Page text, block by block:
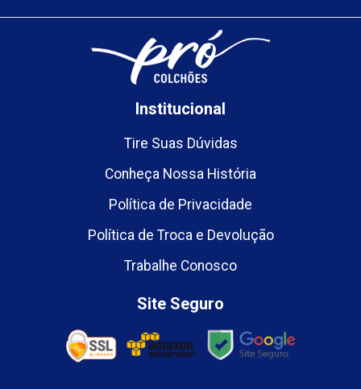
Institucional
Tire Suas Dúvidas
Conheça Nossa História
Política de Privacidade
Política de Troca e Devolução
Trabalhe Conosco
Site Seguro